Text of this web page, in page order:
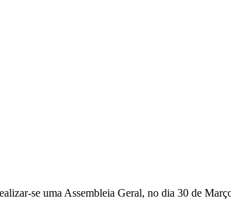
se uma Assembleia Geral, no dia 30 de